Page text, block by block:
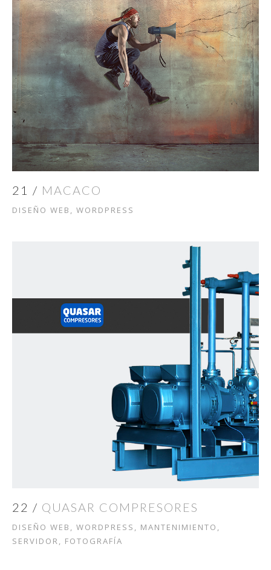
21 / MACACO
DISEÑO WEB, WORDPRESS
22 / QUASAR COMPRESORES
DISEÑO WEB, WORDPRESS, MANTENIMIENTO,
SERVIDOR, FOTOGRAFÍA